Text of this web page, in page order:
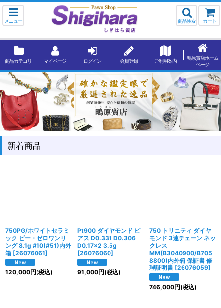
メニュー 商品検索 カート
商品カテゴリ マイページ ログイン 会員登録 ご利用案内
鴫原質店ホーム
ページ
新着商品
750PG/ホワイトセラミ
ック ビー・ゼロワンリ
ング 8.1g #10(#51)内外
箱 [26076061]
120,000円(税込)
Pt900 ダイヤモンド ピ
アス D0.331 D0.306
D0.17×2 3.5g
[26076060]
91,000円(税込)
750 トリニティ ダイヤ
モンド 3連チェーン ネッ
クレス
MM(B3040900/B705
8800)内外箱 保証書 修
理証明書 [26076059]
746,000円(税込)